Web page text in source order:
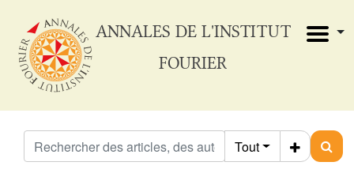
ANNALES DE L'INSTITUT
FOURIER
Tout